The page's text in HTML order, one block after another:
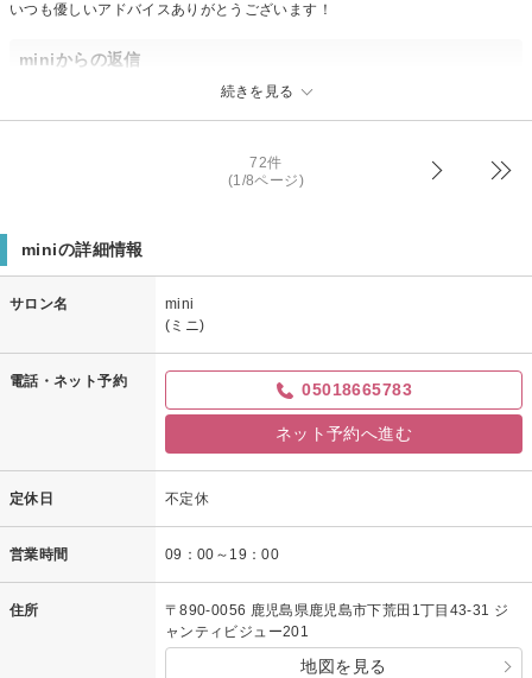
続きを見る
いつも優しいアドバイスありがとうございます！
miniからの返信
来店者様の髪質や骨格に合わせて
嬉しいクチコミ頂き有難う御座います♪
72件
(1/8ページ)
miniの詳細情報
サロン名
mini
(ミニ)
電話・ネット予約 05018665783
ネット予約へ進む
定休日 不定休
営業時間 09：00～19：00
住所
〒890-0056 鹿児島県鹿児島市下荒田1丁目43-31 ジ
ャンティビジュー201
地図を見る